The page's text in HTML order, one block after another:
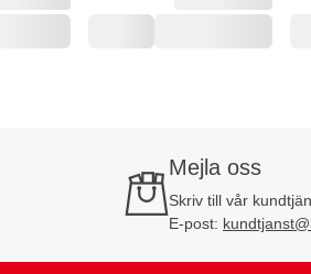
Mejla oss
Skriv till vår
E-post: